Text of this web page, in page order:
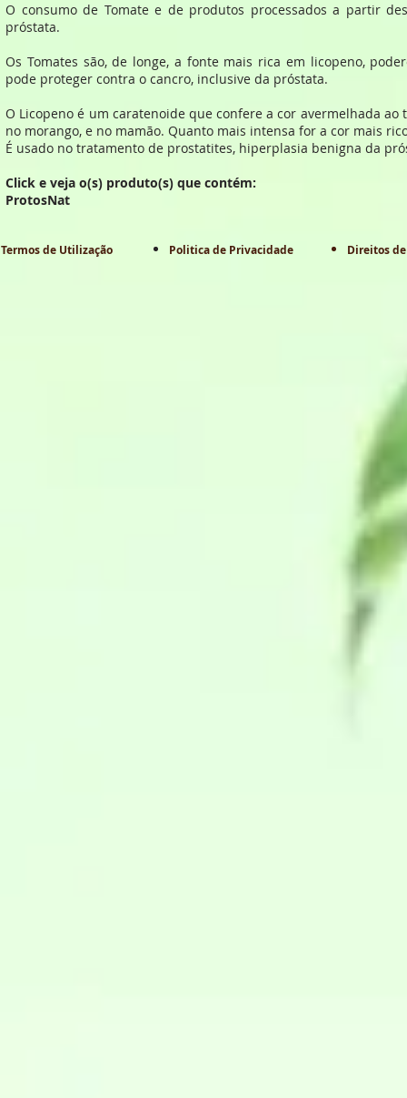
O consumo de Tomate e de produtos processados a partir
próstata.
Os Tomates são, de longe, a fonte mais rica em licopeno,
pode proteger contra o cancro, inclusive da próstata.
O Licopeno é um caratenoide que confere a cor avermelhada
no morango, e no mamão. Quanto mais intensa for a cor mais
É usado no tratamento de prostatites, hiperplasia benigna da
Click e veja o(s) produto(s) que contém:
ProtosNat
Termos de Utilização Politica de Privacidade Direitos